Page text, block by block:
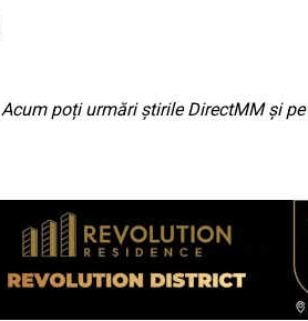
Acum poți urmări știrile DirectMM și pe